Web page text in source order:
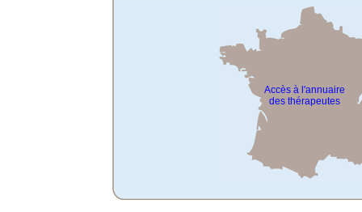
Accès à l'annuaire
des thérapeutes